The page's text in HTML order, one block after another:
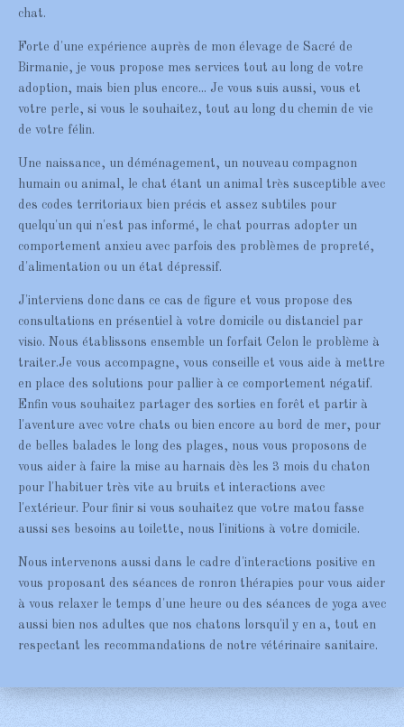
chat.
Forte d'une expérience auprès de mon élevage de Sacré de
Birmanie, je vous propose mes services tout au long de votre
adoption, mais bien plus encore... Je vous suis aussi, vous et
votre perle, si vous le souhaitez, tout au long du chemin de vie
de votre félin.
Une naissance, un déménagement, un nouveau compagnon
humain ou animal, le chat étant un animal très susceptible avec
des codes territoriaux bien précis et assez subtiles pour
quelqu'un qui n'est pas informé, le chat pourras adopter un
comportement anxieu avec parfois des problèmes de propreté,
d'alimentation ou un état dépressif.
J'interviens donc dans ce cas de figure et vous propose des
consultations en présentiel à votre domicile ou distanciel par
visio. Nous établissons ensemble un forfait Celon le problème à
traiter.Je vous accompagne, vous conseille et vous aide à mettre
en place des solutions pour pallier à ce comportement négatif.
Enfin vous souhaitez partager des sorties en forêt et partir à
l'aventure avec votre chats ou bien encore au bord de mer, pour
de belles balades le long des plages, nous vous proposons de
vous aider à faire la mise au harnais dès les 3 mois du chaton
pour l'habituer très vite au bruits et interactions avec
l'extérieur. Pour finir si vous souhaitez que votre matou fasse
aussi ses besoins au toilette, nous l'initions à votre domicile.
Nous intervenons aussi dans le cadre d'interactions positive en
vous proposant des séances de ronron thérapies pour vous aider
à vous relaxer le temps d'une heure ou des séances de yoga avec
aussi bien nos adultes que nos chatons lorsqu'il y en a, tout en
respectant les recommandations de notre vétérinaire sanitaire.